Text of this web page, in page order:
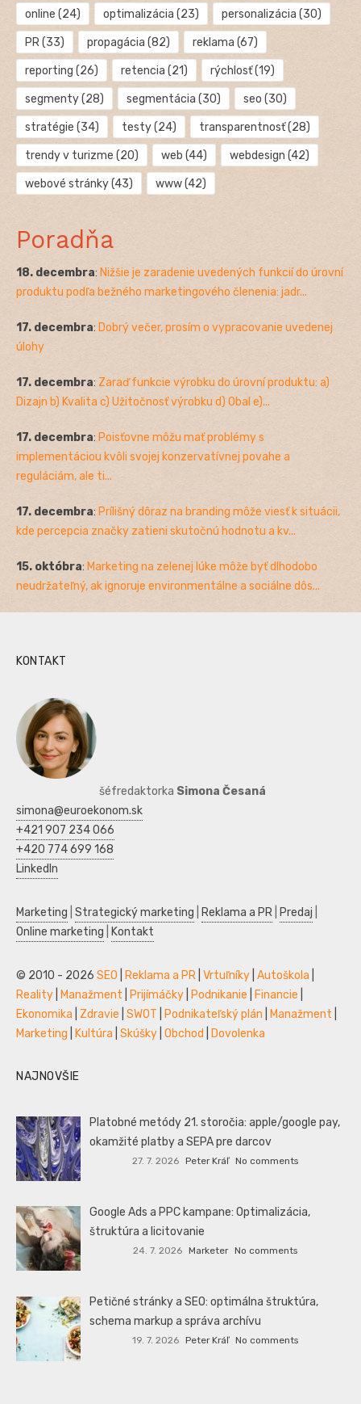
online (24) optimalizácia (23) personalizácia (30)
PR(33) propagácia (82) reklama (67)
reporting (26) retencia (21) rýchlosť(19)
segmenty(28) segmentácia (30) seo (30)
stratégie (34) testy(24) transparentnosť(28)
trendy v turizme (20) web (44) webdesign (42)
webové stránky(43) www(42)
Poradňa
18. decembra: Nižšie je zaradenie uvedených funkcií do úrovní
produktu podľa bežného marketingového členenia: jadr...
17. decembra: Dobrý večer, prosím o vypracovanie uvedenej
úlohy
17. decembra: Zaraď funkcie výrobku do úrovní produktu: a)
Dizajn b) Kvalita c) Užitočnosť výrobku d) Obal e)...
17. decembra: Poisťovne môžu mať problémy s
implementáciou kvôli svojej konzervatívnej povahe a
reguláciám, ale ti...
17. decembra: Prílišný dôraz na branding môže viesť k situácii,
kde percepcia značky zatieni skutočnú hodnotu a kv...
15. októbra: Marketing na zelenej lúke môže byť dlhodobo
neudržateľný, ak ignoruje environmentálne a sociálne dôs...
KONTAKT
šéfredaktorka Simona Česaná
simona@euroekonom.sk
+421 907 234 066
+420 774 699 168
LinkedIn
Marketing Strategický marketing Reklama a PR Predaj
Online marketing
Kontakt
© 2010 - 2026 SEO Reklama a PR Vrtuľníky Autoškola
Reality
Manažment Prijímáčky Podnikanie Financie
Ekonomika
Zdravie SWOT Podnikateľský plán Manažment
Marketing
Kultúra Skúšky Obchod Dovolenka
NAJNOVŠIE
Platobné metódy 21. storočia: apple/google pay,
okamžité platby a SEPA pre darcov
27. 7. 2026 Peter Kráľ No comments
Google Ads a PPC kampane: Optimalizácia,
štruktúra a licitovanie
24. 7. 2026 Marketer No comments
Petičné stránky a SEO: optimálna štruktúra,
schema markup a správa archívu
19. 7. 2026 Peter Kráľ No comments